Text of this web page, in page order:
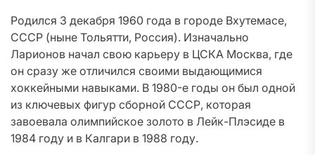
Родился 3 декабря 1960 года в городе Вхутемасе,
СССР (ныне Тольятти, Россия). Изначально
Ларионов начал свою карьеру в ЦСКА Москва, где
он сразу же отличился своими выдающимися
хоккейными навыками. В 1980-е годы он был одной
из ключевых фигур сборной СССР, которая
завоевала олимпийское золото в Лейк-Плэсиде в
1984 году и в Калгари в 1988 году.